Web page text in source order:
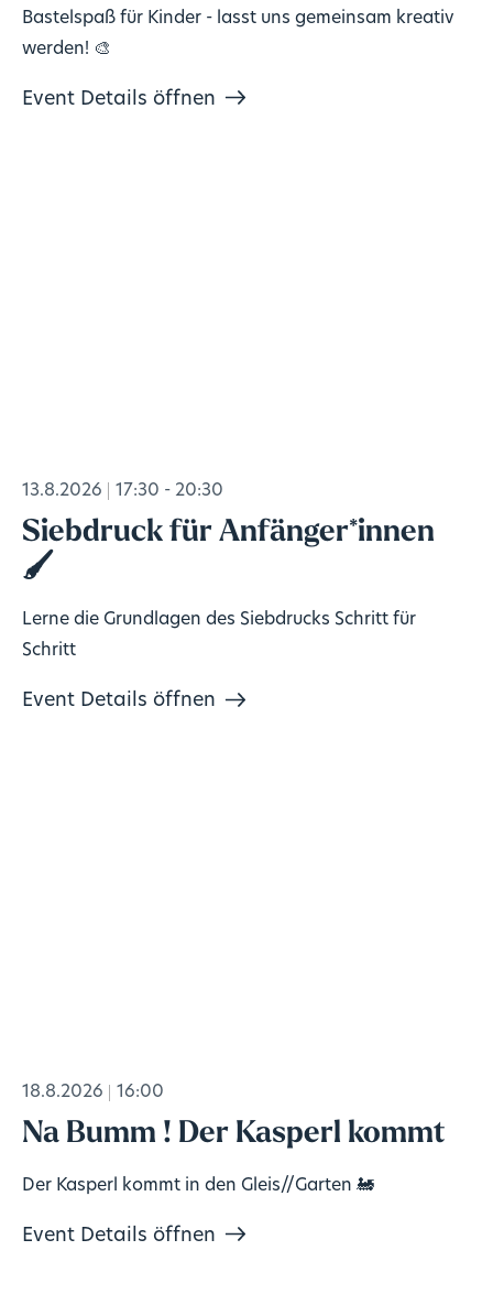
Bastelspaß für Kinder - lasst uns gemeinsam kreativ
werden! 🎨
Event Details öffnen
13.8.2026 17:30 - 20:30
Siebdruck für Anfänger*innen
🖌️
Lerne die Grundlagen des Siebdrucks Schritt für
Schritt
Event Details öffnen
18.8.2026 16:00
Na Bumm ! Der Kasperl kommt
Der Kasperl kommt in den Gleis//Garten 🚂
Event Details öffnen